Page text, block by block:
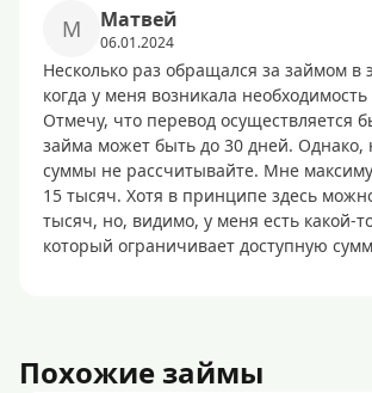
М Матвей
06.01.2024
Несколько раз обращался за займом в
когда у меня возникала необходимость
Отмечу, что перевод осуществляется
займа может быть до 30 дней.
суммы не рассчитывайте. Мне
15 тысяч. Хотя в принципе здесь
тысяч, но, видимо, у меня есть какой-
который ограничивает доступную
Похожие займы